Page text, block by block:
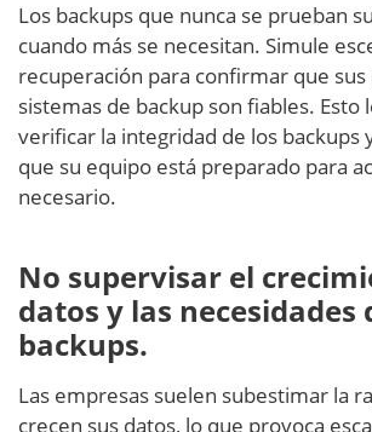
Los backups que nunca se prueban
cuando más se necesitan. Simule
recuperación para confirmar que sus
sistemas de backup son fiables. Esto
verificar la integridad de los backups
que su equipo está preparado para
necesario.
No supervisar el
datos y las necesidades
backups.
Las empresas suelen subestimar la
crecen sus datos, lo que provoca